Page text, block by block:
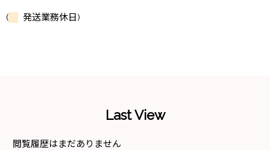
( 発送業務休日)
Last View
閲覧履歴はまだありません